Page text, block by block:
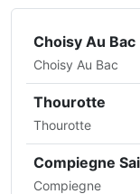
Choisy Au Bac
Choisy Au Bac
Thourotte
Thourotte
Compiegne
Compiegne